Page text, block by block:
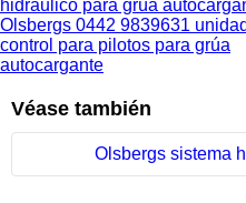
hidráulico para grúa
Olsbergs 0442 9839631
control para pilotos para grúa
autocargante
Véase también
Olsbergs sistema